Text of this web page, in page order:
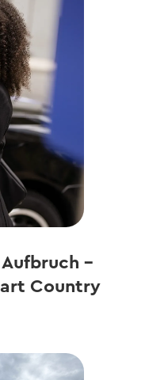
–
Country